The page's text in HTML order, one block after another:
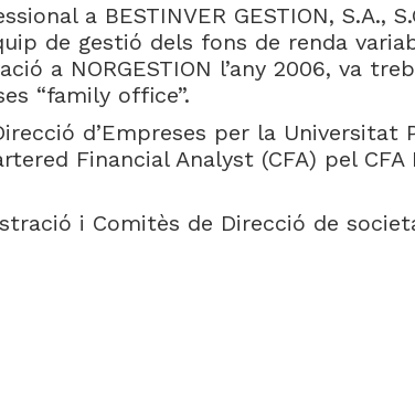
a BESTINVER GESTION, S.A.,
de gestió dels fons de renda
a NORGESTION l’any 2006, va
“family office”.
d’Empreses per la Universitat
Financial Analyst (CFA) pel
i Comitès de Direcció de